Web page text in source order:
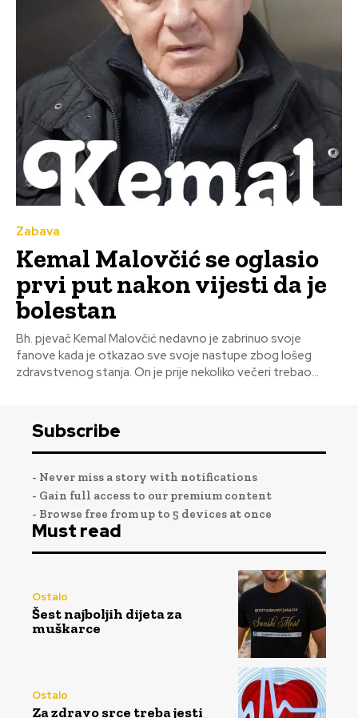
Zabava
Kemal Malovčić se oglasio
prvi put nakon vijesti da je
bolestan
Bh. pjevač Kemal Malovčić nedavno je zabrinuo svoje
fanove kada je otkazao sve svoje nastupe zbog lošeg
zdravstvenog stanja. On je prije nekoliko večeri trebao...
Subscribe
- Never miss a story with notifications
- Gain full access to our premium content
- Browse free from up to 5 devices at once
Must read
Ostalo
Šest najboljih dijeta za
muškarce
Ostalo
Za zdravo srce treba jesti